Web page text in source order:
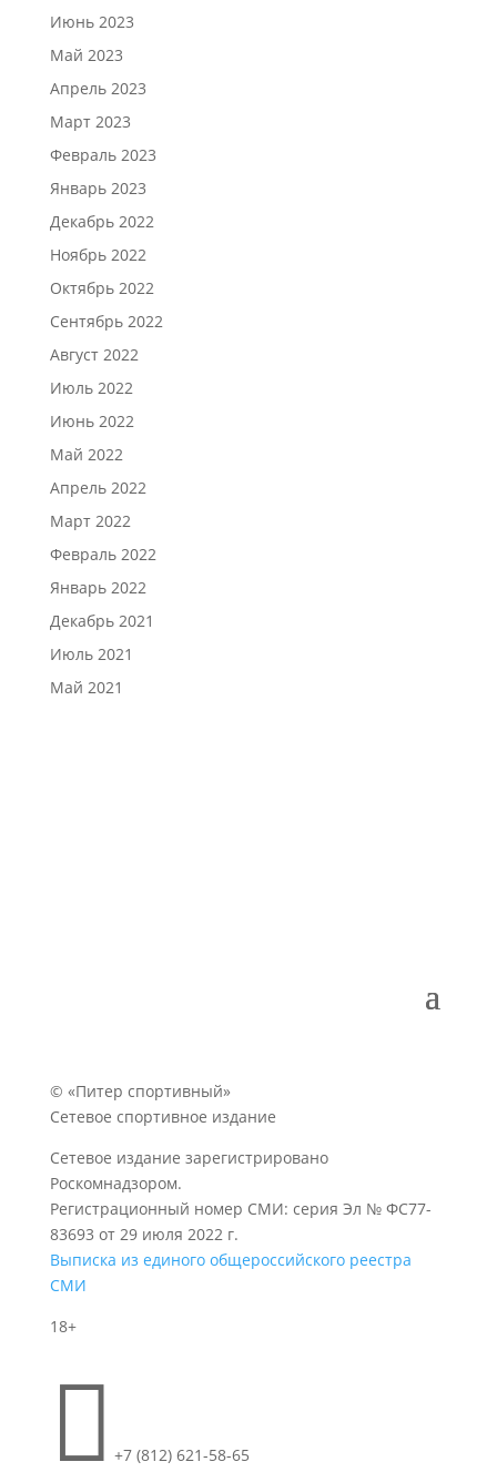
Июнь 2023
Май 2023
Апрель 2023
Март 2023
Февраль 2023
Январь 2023
Декабрь 2022
Ноябрь 2022
Октябрь 2022
Сентябрь 2022
Август 2022
Июль 2022
Июнь 2022
Май 2022
Апрель 2022
Март 2022
Февраль 2022
Январь 2022
Декабрь 2021
Июль 2021
Май 2021
© «Питер спортивный»
Сетевое спортивное издание
Сетевое издание зарегистрировано
Роскомнадзором.
Регистрационный номер СМИ: серия Эл № ФС77-
83693 от 29 июля 2022 г.
Выписка из единого общероссийского реестра
СМИ
18+
 +7 (812) 621-58-65